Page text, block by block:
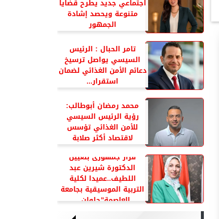
اجتماعي جديد يطرح قضايا
متنوعة ويحصد إشادة
الجمهور
تامر الحبال : الرئيس
السيسي يواصل ترسيخ
دعائم الأمن الغذائي لضمان
استقرار...
محمد رمضان أبوطالب:
رؤية الرئيس السيسي
للأمن الغذائي تؤسس
لاقتصاد أكثر صلابة
قرار جمهورى بتعيين
الدكتورة شيرين عبد
اللطيف..عميدا لكلية
التربية الموسيقية بجامعة
العاصمة”حلوان...